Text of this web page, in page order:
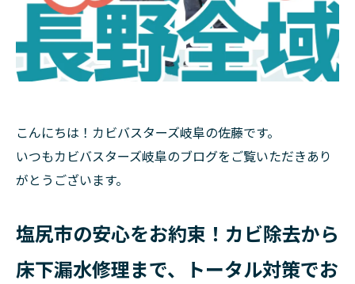
こんにちは！カビバスターズ岐阜の佐藤です。
いつもカビバスターズ岐阜のブログをご覧いただきあり
がとうございます。
塩尻市の安心をお約束！カビ除去から
床下漏水修理まで、トータル対策でお